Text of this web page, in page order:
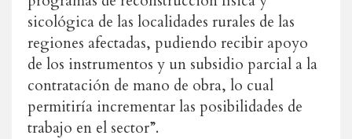
sicológica de las localidades rurales de las
regiones afectadas, pudiendo recibir apoyo
de los instrumentos y un subsidio parcial a la
contratación de mano de obra, lo cual
permitiría incrementar las posibilidades de
trabajo en el sector”.